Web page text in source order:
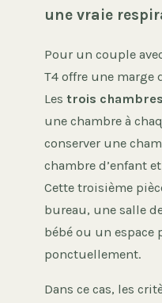
une vraie
Pour un couple
T4 offre une marge
Les trois chambres
une chambre à
conserver une
chambre d’enfant
Cette troisième
bureau, une salle
bébé ou un espace
ponctuellement.
Dans ce cas, les